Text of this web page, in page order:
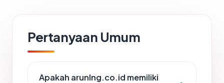
Pertanyaan Umum
Apakah arunlng.co.id memiliki